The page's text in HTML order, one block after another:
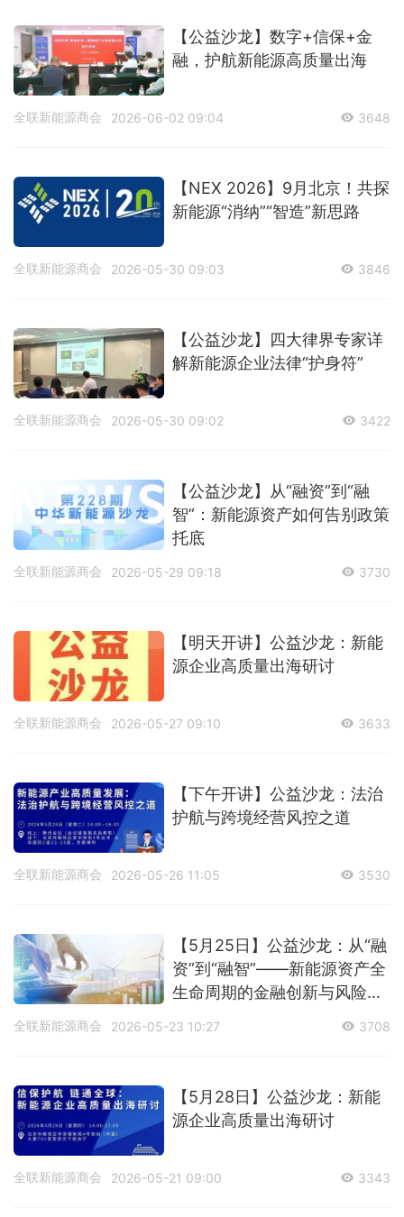
【公益沙龙】数字+信保+金
融，护航新能源高质量出海
全联新能源商会 2026-06-02 09:04 3648
【NEX 2026】9月北京！共探
新能源“消纳”“智造”新思路
全联新能源商会 2026-05-30 09:03 3846
【公益沙龙】四大律界专家详
解新能源企业法律“护身符”
全联新能源商会 2026-05-30 09:02 3422
【公益沙龙】从“融资”到“融
智”：新能源资产如何告别政策
托底
全联新能源商会 2026-05-29 09:18 3730
【明天开讲】公益沙龙：新能
源企业高质量出海研讨
全联新能源商会 2026-05-27 09:10 3633
【下午开讲】公益沙龙：法治
护航与跨境经营风控之道
全联新能源商会 2026-05-26 11:05 3530
【5月25日】公益沙龙：从“融
资”到“融智”——新能源资产全
生命周期的金融创新与风险管
全联新能源商会 2026-05-23 10:27 3708
【5月28日】公益沙龙：新能
源企业高质量出海研讨
全联新能源商会 2026-05-21 09:00 3343